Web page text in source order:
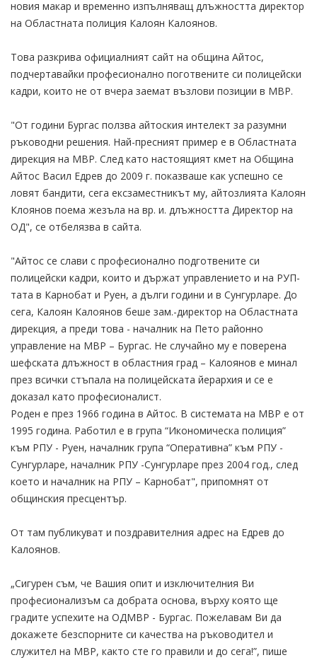
новия макар и временно изпълняващ длъжността директор
на Областната полиция Калоян Калоянов.
Това разкрива официалният сайт на община Айтос,
подчертавайки професионално поготвените си полицейски
кадри, които не от вчера заемат възлови позиции в МВР.
"От години Бургас ползва айтоския интелект за разумни
ръководни решения. Най-пресният пример е в Областната
дирекция на МВР. След като настоящият кмет на Община
Айтос Васил Едрев до 2009 г. показваше как успешно се
ловят бандити, сега ексзаместникът му, айтозлията Калоян
Клоянов поема жезъла на вр. и. длъжността Директор на
ОД", се отбелязва в сайта.
"Айтос се слави с професионално подготвените си
полицейски кадри, които и държат управлението и на РУП-
тата в Карнобат и Руен, а дълги години и в Сунгурларе. До
сега, Калоян Калоянов беше зам.-директор на Областната
дирекция, а преди това - началник на Пето районно
управление на МВР – Бургас. Не случайно му е поверена
шефската длъжност в областния град – Калоянов е минал
през всички стъпала на полицейската йерархия и се е
доказал като професионалист.
Роден е през 1966 година в Айтос. В системата на МВР е от
1995 година. Работил е в група “Икономическа полиция”
към РПУ - Руен, началник група “Оперативна” към РПУ -
Сунгурларе, началник РПУ -Сунгурларе през 2004 год., след
което и началник на РПУ – Карнобат", припомнят от
общинския пресцентър.
От там публикуват и поздравителния адрес на Едрев до
Калоянов.
„Сигурен съм, че Вашия опит и изключителния Ви
професионализъм са добрата основа, върху която ще
градите успехите на ОДМВР - Бургас. Пожелавам Ви да
докажете безспорните си качества на ръководител и
служител на МВР, както сте го правили и до сега!”, пише